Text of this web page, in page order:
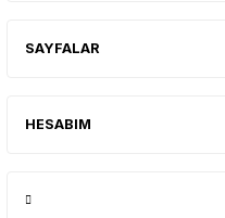
SAYFALAR
HESABIM